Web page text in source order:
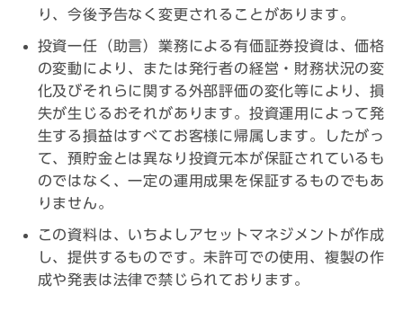
り、今後予告なく変更されることがあります。
投資一任（助言）業務による有価証券投資は、価格
の変動により、または発行者の経営・財務状況の変
化及びそれらに関する外部評価の変化等により、損
失が生じるおそれがあります。投資運用によって発
生する損益はすべてお客様に帰属します。したがっ
て、預貯金とは異なり投資元本が保証されているも
のではなく、一定の運用成果を保証するものでもあ
りません。
この資料は、いちよしアセットマネジメントが作成
し、提供するものです。未許可での使用、複製の作
成や発表は法律で禁じられております。